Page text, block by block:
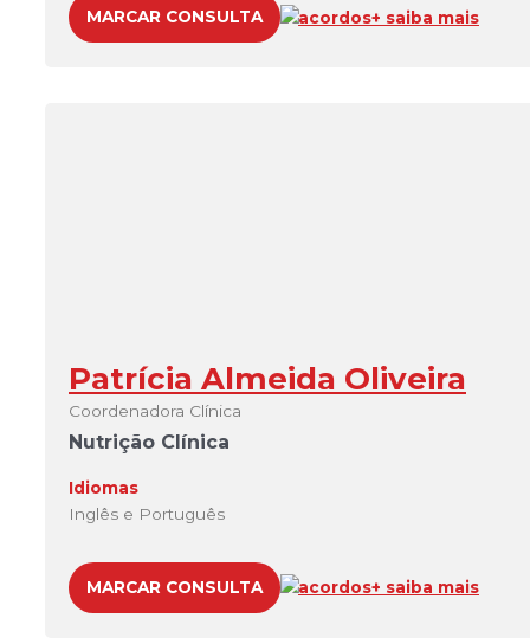
MARCAR CONSULTA acordos+ saiba mais
Patrícia Almeida Oliveira
Coordenadora Clínica
Nutrição Clínica
Idiomas
Inglês e Português
MARCAR CONSULTA acordos+ saiba mais